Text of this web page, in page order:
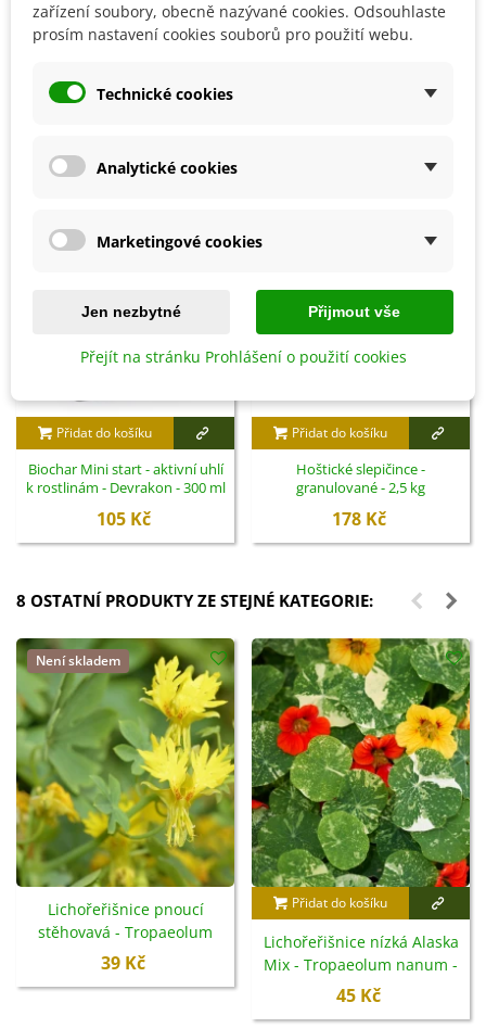
Přidat do košíku
Biochar Mini start - aktivní uhlí
k rostlinám - Devrakon - 300 ml
105 Kč
Přidat do košíku
Hoštické slepičince -
granulované - 2,5 kg
178 Kč
8 OSTATNÍ PRODUKTY ZE STEJNÉ KATEGORIE:
Není skladem
Lichořeřišnice pnoucí
stěhovavá - Tropaeolum
peregrinum - semena -
39 Kč
Přidat do košíku
Lichořeřišnice nízká Alaska
Mix - Tropaeolum nanum -
semena - 15 ks
45 Kč
zařízení soubory, obecně nazývané cookies. Odsouhlaste
prosím nastavení cookies souborů pro použití webu.
Technické cookies
Analytické cookies
Marketingové cookies
Jen nezbytné Přijmout vše
Přejít na stránku Prohlášení o použití cookies